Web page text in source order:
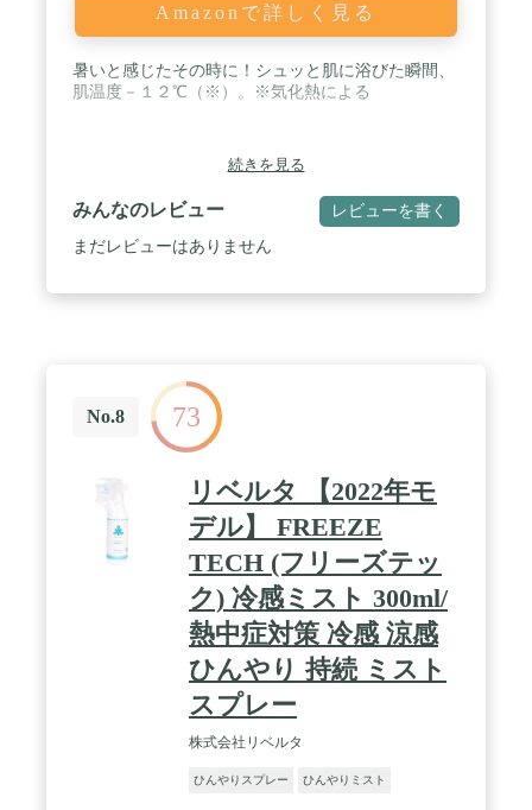
Amazonで詳しく見る
暑いと感じたその時に！シュッと肌に浴びた瞬間、
肌温度－１２℃（※）。※気化熱による
続きを見る
みんなのレビュー レビューを書く
まだレビューはありません
No.8 73
リベルタ 【2022年モ
デル】 FREEZE
TECH (フリーズテッ
ク) 冷感ミスト 300ml/
熱中症対策 冷感 涼感
ひんやり 持続 ミスト
スプレー
株式会社リベルタ
ひんやりスプレー ひんやりミスト